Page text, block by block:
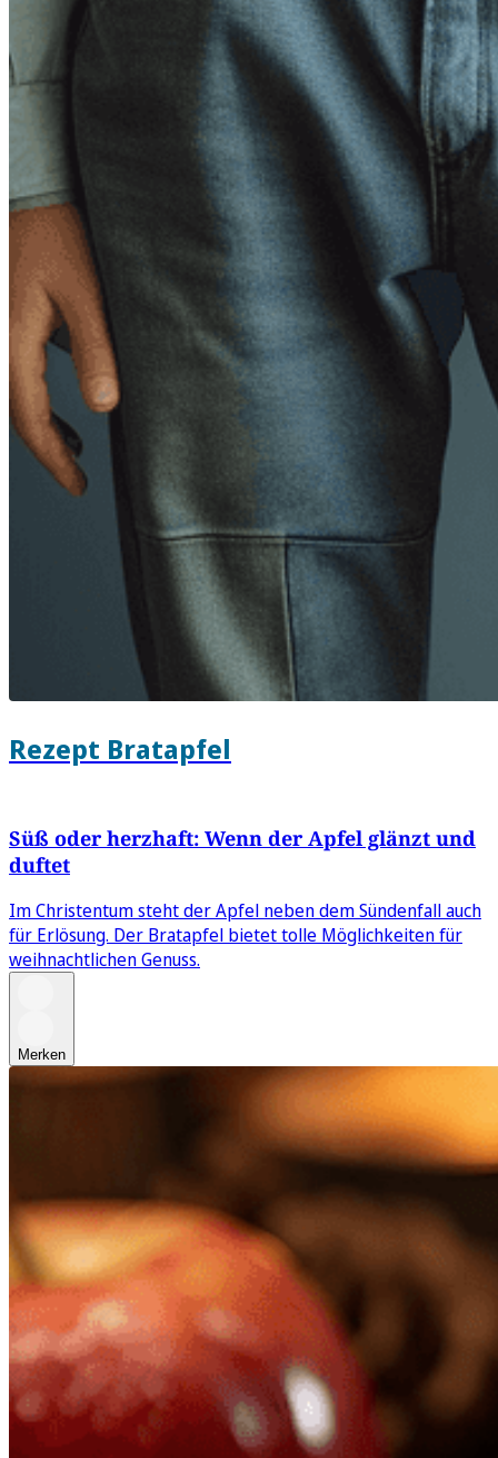
Rezept Bratapfel
Süß oder herzhaft: Wenn der Apfel glänzt und
duftet
Im Christentum steht der Apfel neben dem Sündenfall auch
für Erlösung. Der Bratapfel bietet tolle Möglichkeiten für
weihnachtlichen Genuss.
Merken